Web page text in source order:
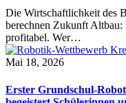
Die Wirtschaftlichkeit des
berechnen Zukunft Altbau:
profitabel. Wer…
Mai 18, 2026
Erster Grundschul-